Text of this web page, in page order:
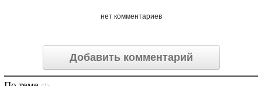
нет комментариев
Добавить комментарий